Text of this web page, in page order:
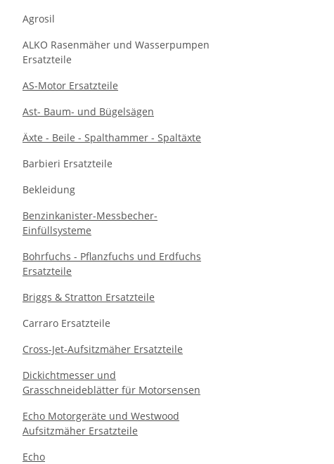
Agrosil
ALKO Rasenmäher und Wasserpumpen
Ersatzteile
AS-Motor Ersatzteile
Ast- Baum- und Bügelsägen
Äxte - Beile - Spalthammer - Spaltäxte
Barbieri Ersatzteile
Bekleidung
Benzinkanister-Messbecher-
Einfüllsysteme
Bohrfuchs - Pflanzfuchs und Erdfuchs
Ersatzteile
Briggs & Stratton Ersatzteile
Carraro Ersatzteile
Cross-Jet-Aufsitzmäher Ersatzteile
Dickichtmesser und
Grasschneideblätter für Motorsensen
Echo Motorgeräte und Westwood
Aufsitzmäher Ersatzteile
Echo